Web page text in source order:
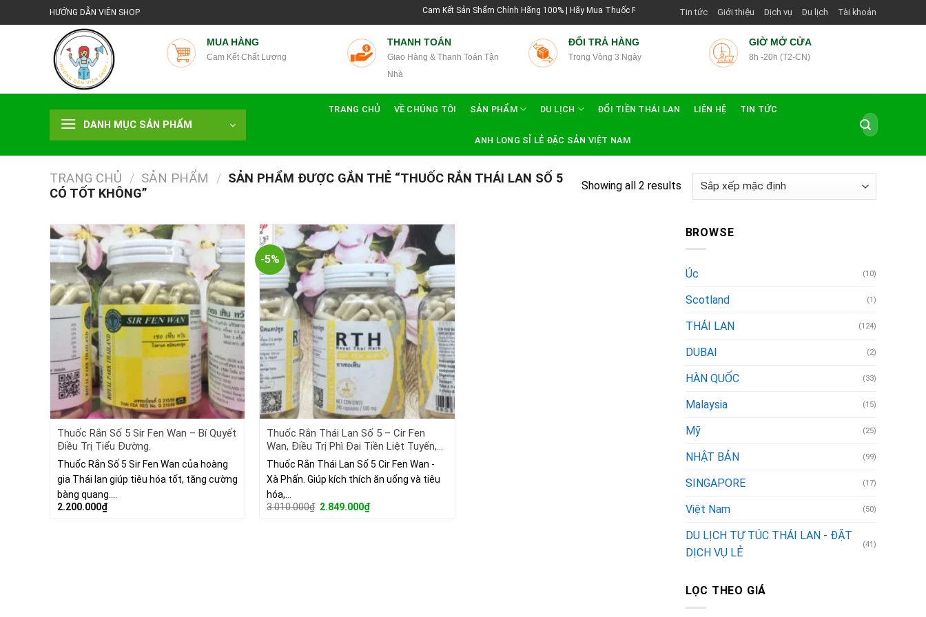
đến
HƯỚNG DẪN VIÊN SHOP Cam Kết Sản Shẩm Chính Hãng 100% | Hãy Mua Thuốc Rắn Thái Lan Tại Hướng Dẫn Viên Shop | Với Giá Tốt Nhất
Tin tức Giới thiệu Dịch vụ Du lịch Tài khoản
MUA HÀNG
Cam Kết Chất Lượng
THANH TOÁN
Giao Hàng & Thanh Toán Tận
Nhà
ĐỔI TRẢ HÀNG
Trong Vòng 3 Ngày
GIỜ MỞ CỬA
8h -20h (T2-CN)
DANH MỤC SẢN PHẨM
TRANG CHỦ VỀ CHÚNG TÔI SẢN PHẨM DU LỊCH ĐỔI TIỀN THÁI LAN LIÊN HỆ TIN TỨC
ANH LONG SỈ LẺ ĐẶC SẢN VIỆT NAM
Tìm
kiếm:
TRANG CHỦ / SẢN PHẨM / SẢN PHẨM ĐƯỢC GẮN THẺ “THUỐC RẮN THÁI LAN SỐ 5
CÓ TỐT KHÔNG”
Showing all 2 results
Thuốc Rắn Số 5 Sir Fen Wan – Bí Quyết
Điều Trị Tiểu Đường.
Thuốc Rắn Số 5 Sir Fen Wan của hoàng
gia Thái lan giúp tiêu hóa tốt, tăng cường
bàng quang.…
2.200.000₫
-5%
Thuốc Rắn Thái Lan Số 5 – Cir Fen
Wan, Điều Trị Phì Đại Tiền Liệt Tuyến,
Bệnh Tiểu Đường
Thuốc Rắn Thái Lan Số 5 Cir Fen Wan -
Xà Phấn. Giúp kích thích ăn uống và tiêu
hóa,…
3.010.000₫ Giá
2.849.000₫Giá
BROWSE
Úc (10)
Scotland (1)
THÁI LAN (124)
DUBAI (2)
HÀN QUỐC (33)
Malaysia (15)
Mỹ (25)
NHẬT BẢN (99)
SINGAPORE (17)
Việt Nam (50)
DU LỊCH TỰ TÚC THÁI LAN - ĐẶT
DỊCH VỤ LẺ
(41)
LỌC THEO GIÁ